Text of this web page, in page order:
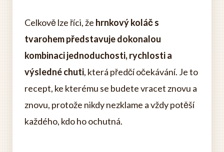
Celkově lze říci, že hrnkový koláč s
tvarohem představuje dokonalou
kombinaci jednoduchosti, rychlosti a
výsledné chuti, která předčí očekávání. Je to
recept, ke kterému se budete vracet znovu a
znovu, protože nikdy nezklame a vždy potěší
každého, kdo ho ochutná.